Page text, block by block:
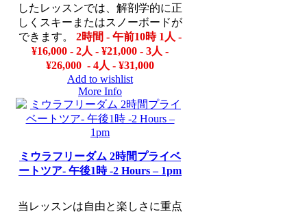
したレッスンでは、解剖学的に正
しくスキーまたはスノーボードが
できます。 2時間 - 午前10時 1人 -
¥16,000 - 2人 - ¥21,000 - 3人 -
¥26,000 - 4人 - ¥31,000
Add to wishlist
More Info
ミウラフリーダム 2時間プライベ
ートツア- 午後1時 -2 Hours – 1pm
当レッスンは自由と楽しさに重点